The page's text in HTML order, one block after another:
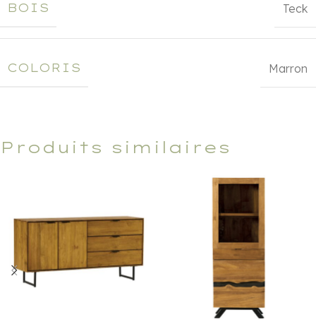
BOIS Teck
COLORIS Marron
Produits similaires